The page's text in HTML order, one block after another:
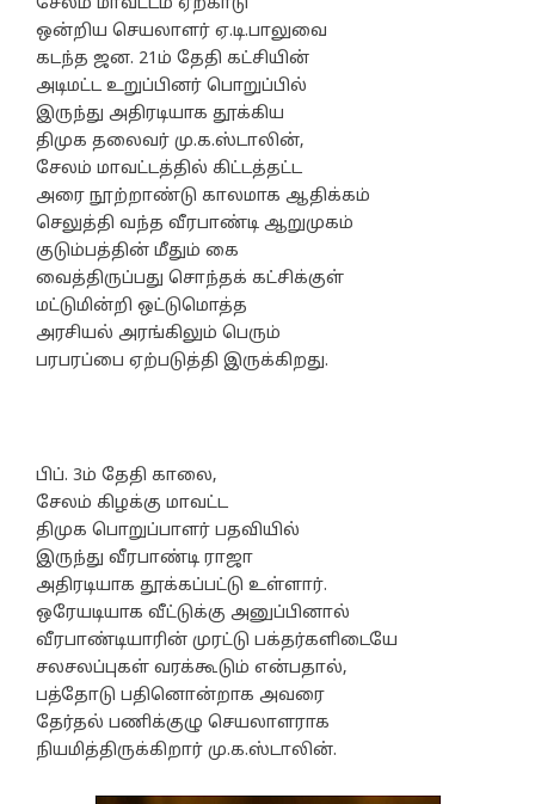
ஒன்றிய செயலாளர் ஏ.டி.பாலுவை
கடந்த ஜன. 21ம் தேதி கட்சியின்
அடிமட்ட உறுப்பினர் பொறுப்பில்
இருந்து அதிரடியாக தூக்கிய
திமுக தலைவர் மு.க.ஸ்டாலின்,
சேலம் மாவட்டத்தில் கிட்டத்தட்ட
அரை நூற்றாண்டு காலமாக ஆதிக்கம்
செலுத்தி வந்த வீரபாண்டி ஆறுமுகம்
குடும்பத்தின் மீதும் கை
வைத்திருப்பது சொந்தக் கட்சிக்குள்
மட்டுமின்றி ஒட்டுமொத்த
அரசியல் அரங்கிலும் பெரும்
பரபரப்பை ஏற்படுத்தி இருக்கிறது.
பிப். 3ம் தேதி காலை,
சேலம் கிழக்கு மாவட்ட
திமுக பொறுப்பாளர் பதவியில்
இருந்து வீரபாண்டி ராஜா
அதிரடியாக தூக்கப்பட்டு உள்ளார்.
ஒரேயடியாக வீட்டுக்கு அனுப்பினால்
வீரபாண்டியாரின் முரட்டு பக்தர்களிடையே
சலசலப்புகள் வரக்கூடும் என்பதால்,
பத்தோடு பதினொன்றாக அவரை
தேர்தல் பணிக்குழு செயலாளராக
நியமித்திருக்கிறார் மு.க.ஸ்டாலின்.